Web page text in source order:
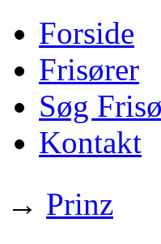
Forside
Frisører
Søg
Kontakt
→ Prinz